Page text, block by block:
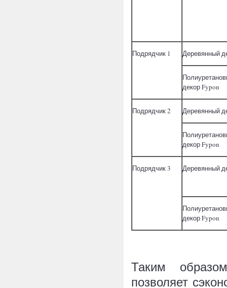
Подрядчик 1 Деревянный
декор Fypon
Подрядчик 2 Деревянный
декор Fypon
Подрядчик 3 Деревянный
декор Fypon
Таким
позволяет